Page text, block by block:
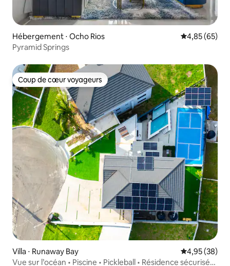
Hébergement ⋅ Ocho Rios Évaluation
4,85 (65)
Pyramid Springs
Coup de cœur voyageurs
Coup de cœur voyageurs
Villa ⋅ Runaway Bay Évaluation
4,95 (38)
Vue sur l’océan • Piscine • Pickleball • Résidence sécurisée